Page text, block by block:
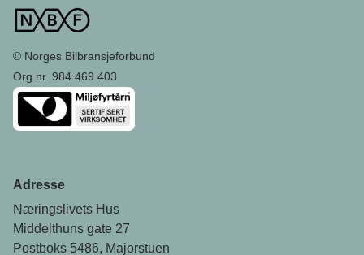
© Norges Bilbransjeforbund
Org.nr. 984 469 403
Adresse
Næringslivets Hus
Middelthuns gate 27
Postboks 5486, Majorstuen